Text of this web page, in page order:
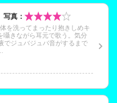
写真：
を洗ってまったり抱きしめキ
囁きながら耳元で歌う。気分
でジュバジュバ音がするまで